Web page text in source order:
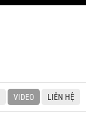
VIDEO LIÊN HỆ